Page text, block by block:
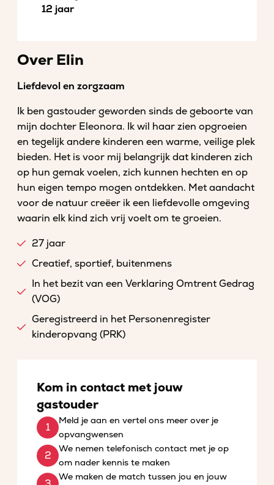
12 jaar
Over Elin
Liefdevol en zorgzaam
Ik ben gastouder geworden sinds de geboorte van
mijn dochter Eleonora. Ik wil haar zien opgroeien
en tegelijk andere kinderen een warme, veilige plek
bieden. Het is voor mij belangrijk dat kinderen zich
op hun gemak voelen, zich kunnen hechten en op
hun eigen tempo mogen ontdekken. Met aandacht
voor de natuur creëer ik een liefdevolle omgeving
waarin elk kind zich vrij voelt om te groeien.
27 jaar
Creatief, sportief, buitenmens
In het bezit van een Verklaring Omtrent Gedrag
(VOG)
Geregistreerd in het Personenregister
kinderopvang (PRK)
Kom in contact met jouw
gastouder
Meld je aan en vertel ons meer over je
opvangwensen
We nemen telefonisch contact met je op
om nader kennis te maken
We maken de match tussen jou en jouw